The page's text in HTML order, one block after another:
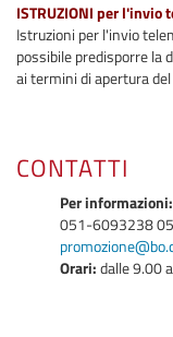
ISTRUZIONI per l'invio
Istruzioni per l'invio
possibile predisporre
ai termini di apertura del
CONTATTI
Per informazioni:
051-6093238
Orari:dalle 9.00